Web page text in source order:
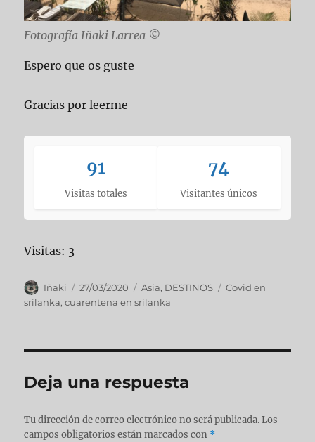
Fotografía Iñaki Larrea ©
Espero que os guste
Gracias por leerme
91
Visitas totales
74
Visitantes únicos
Visitas: 3
Autor
Iñaki
Publicado
el
27/03/2020 Categorías
Asia, DESTINOS Etiquetas
Covid en
srilanka,cuarentena en srilanka
Deja una respuesta
Tu dirección de correo electrónico no será publicada. Los
campos obligatorios están marcados con *